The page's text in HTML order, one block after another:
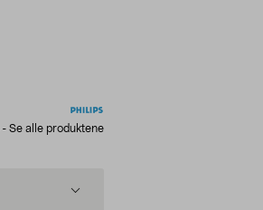
- Se alle produktene